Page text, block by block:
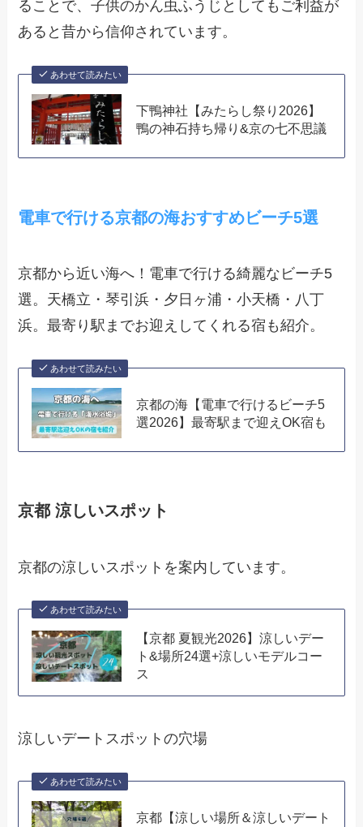
ることで、子供のかん虫ふうじとしてもご利益が
あると昔から信仰されています。
あわせて読みたい
下鴨神社【みたらし祭り2026】
鴨の神石持ち帰り&京の七不思議
電車で行ける京都の海おすすめビーチ5選
京都から近い海へ！電車で行ける綺麗なビーチ5
選。天橋立・琴引浜・夕日ヶ浦・小天橋・八丁
浜。最寄り駅までお迎えしてくれる宿も紹介。
あわせて読みたい
京都の海【電車で行けるビーチ5
選2026】最寄駅まで迎えOK宿も
京都 涼しいスポット
京都の涼しいスポットを案内しています。
あわせて読みたい
【京都 夏観光2026】涼しいデー
ト&場所24選+涼しいモデルコー
ス
涼しいデートスポットの穴場
あわせて読みたい
京都【涼しい場所＆涼しいデート